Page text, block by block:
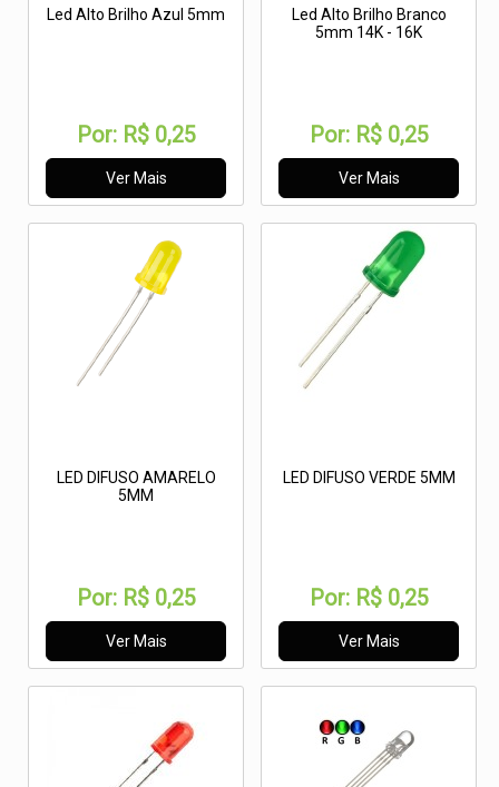
Led Alto Brilho Azul 5mm
Por: R$ 0,25
Ver Mais
Led Alto Brilho Branco
5mm 14K - 16K
Por: R$ 0,25
Ver Mais
LED DIFUSO AMARELO
5MM
Por: R$ 0,25
Ver Mais
LED DIFUSO VERDE 5MM
Por: R$ 0,25
Ver Mais